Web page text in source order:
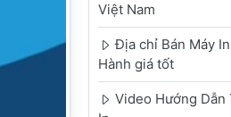
Việt Nam
Địa chỉ Bán Máy
Hành giá tốt
Video Hướng Dẫn